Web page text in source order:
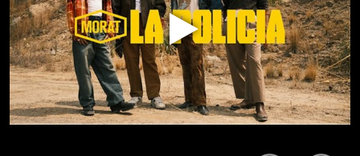
Play
Video